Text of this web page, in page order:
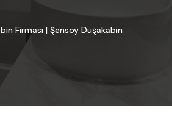
Firması | Şensoy Duşakabin